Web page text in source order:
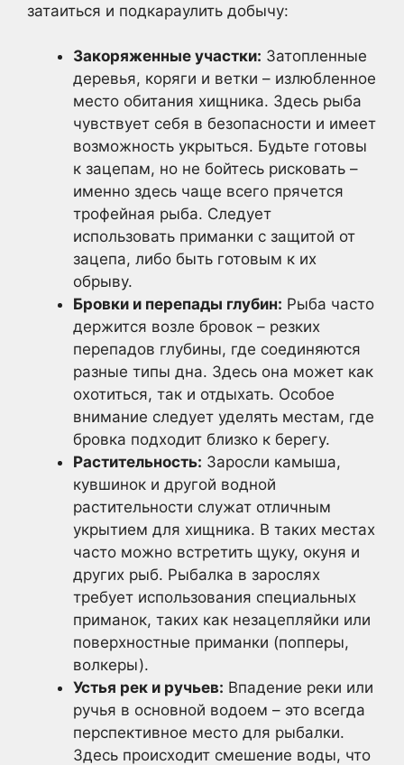
затаиться и подкараулить добычу:
Закоряженные участки: Затопленные
деревья, коряги и ветки – излюбленное
место обитания хищника. Здесь рыба
чувствует себя в безопасности и имеет
возможность укрыться. Будьте готовы
к зацепам, но не бойтесь рисковать –
именно здесь чаще всего прячется
трофейная рыба. Следует
использовать приманки с защитой от
зацепа, либо быть готовым к их
обрыву.
Бровки и перепады глубин: Рыба часто
держится возле бровок – резких
перепадов глубины, где соединяются
разные типы дна. Здесь она может как
охотиться, так и отдыхать. Особое
внимание следует уделять местам, где
бровка подходит близко к берегу.
Растительность: Заросли камыша,
кувшинок и другой водной
растительности служат отличным
укрытием для хищника. В таких местах
часто можно встретить щуку, окуня и
других рыб. Рыбалка в зарослях
требует использования специальных
приманок, таких как незацепляйки или
поверхностные приманки (попперы,
волкеры).
Устья рек и ручьев: Впадение реки или
ручья в основной водоем – это всегда
перспективное место для рыбалки.
Здесь происходит смешение воды, что